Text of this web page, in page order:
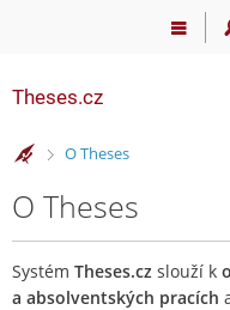
Theses.cz
>
O Theses
O Theses
Systém Theses.cz slouží k
a absolventských pracích